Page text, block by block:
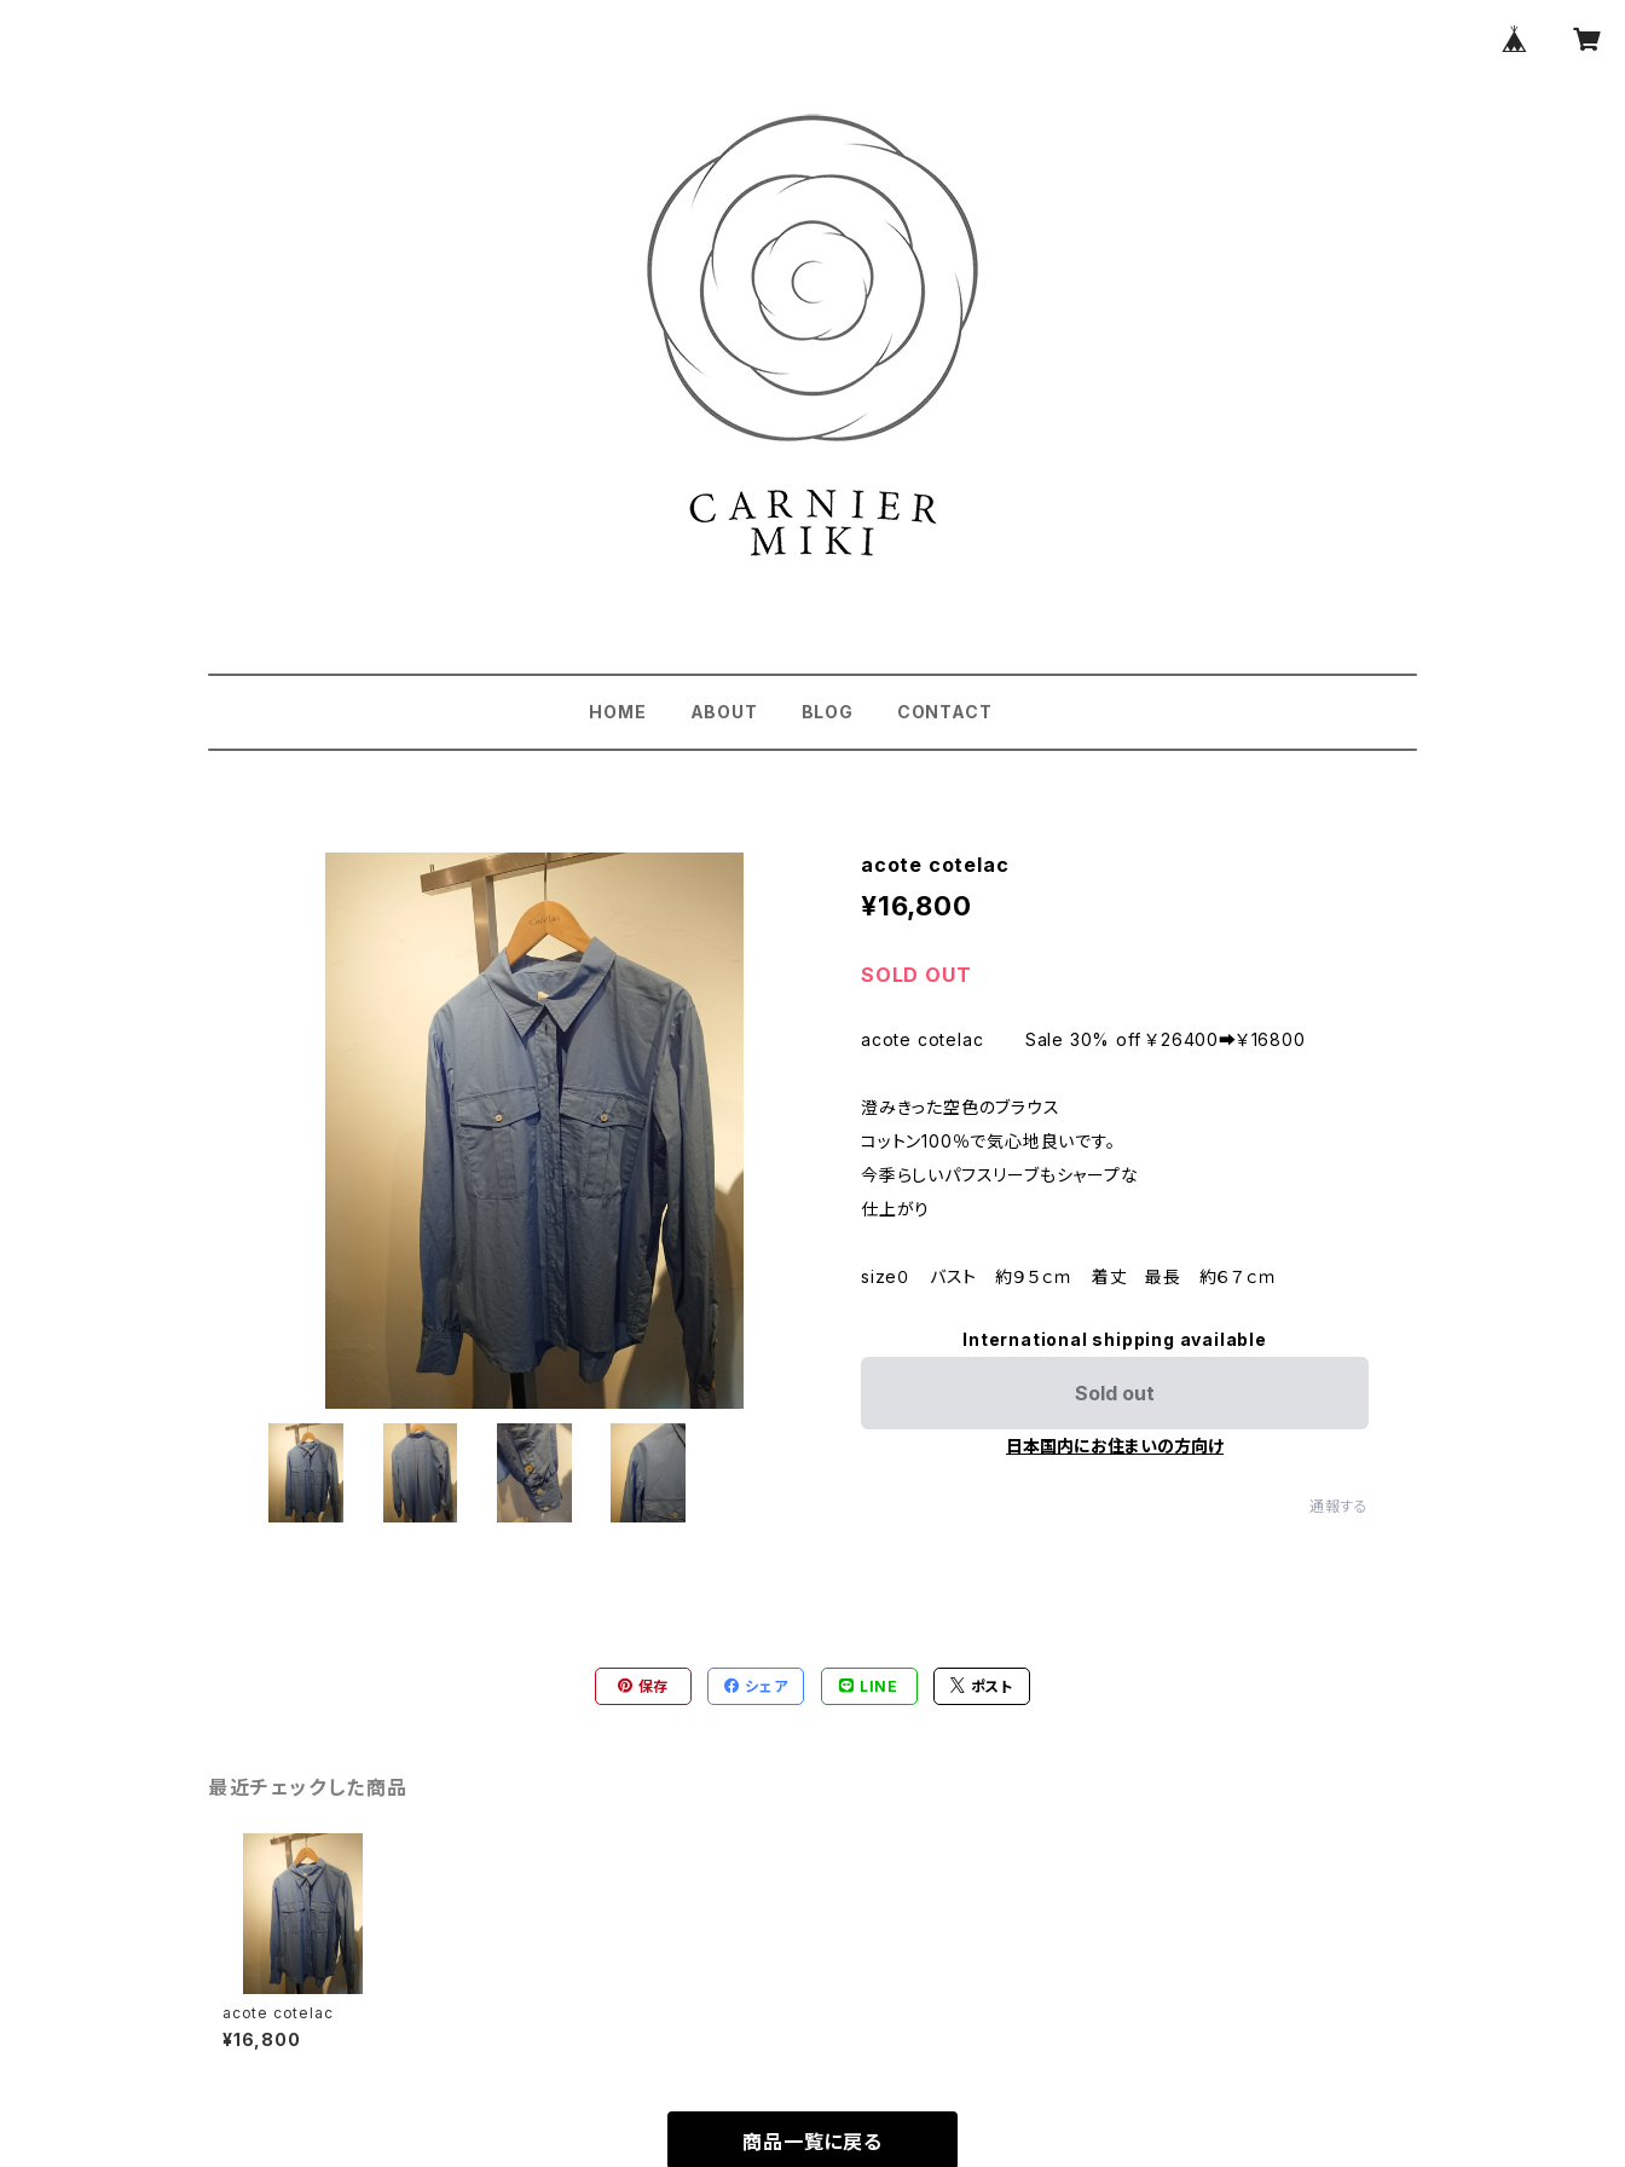
HOME ABOUT BLOG CONTACT
acote cotelac
¥16,800
SOLD OUT
acote cotelac Sale 30% off ￥26400➡￥16800
澄みきった空色のブラウス
コットン100％で気心地良いです。
今季らしいパフスリーブもシャープな
仕上がり
size０ バスト 約９５ｃｍ 着丈 最長 約６７ｃｍ
International shipping available
Sold out
日本国内にお住まいの方向け
通報する
保存 シェア LINE ポスト
最近チェックした商品
acote cotelac
¥16,800
商品一覧に戻る